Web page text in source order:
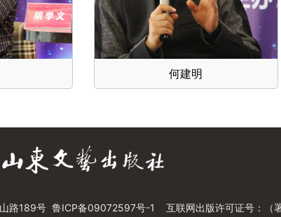
何建明
路189号 鲁ICP备09072597号-1 互联网出版许可证号：（